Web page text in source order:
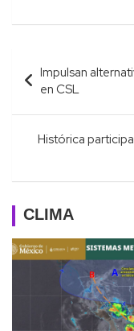
Navegación
de
entradas
Impulsan
en CSL
Histórica
CLIMA